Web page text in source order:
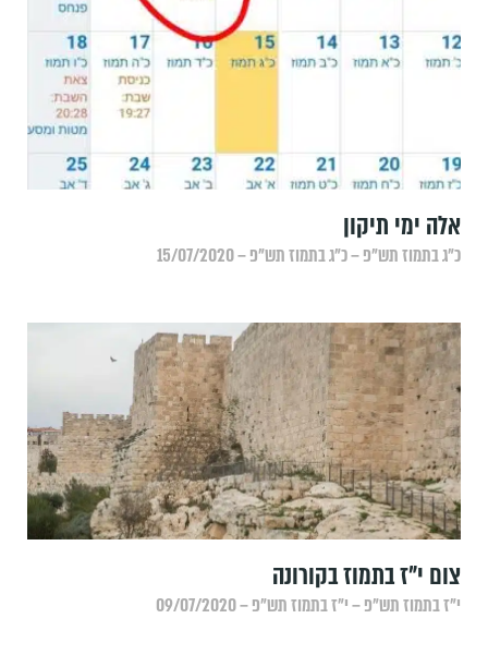
אלה ימי תיקון
כ״ג בתמוז תש״פ – כ״ג בתמוז תש״פ – 15/07/2020
צום י"ז בתמוז בקורונה
י״ז בתמוז תש״פ – י״ז בתמוז תש״פ – 09/07/2020